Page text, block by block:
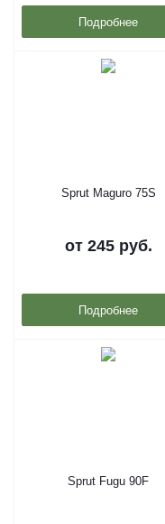
Подробнее
Sprut Maguro 75S
от 245 руб.
Подробнее
Sprut Fugu 90F